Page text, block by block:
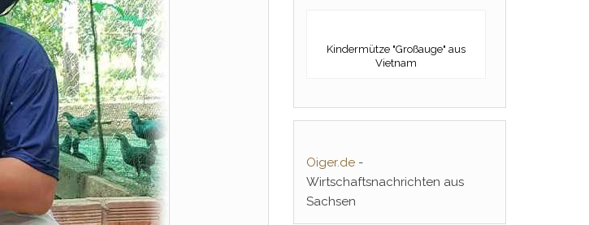
Kindermütze "Großauge" aus
Vietnam
Oiger.de-
Wirtschaftsnachrichten aus
Sachsen